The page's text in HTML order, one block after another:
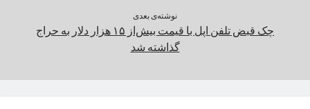
نوشته‌ی بعدی
چک قبض تلفن اپل با قیمت بیش‌از ۱۵ هزار دلار به حراج
گذاشته شد